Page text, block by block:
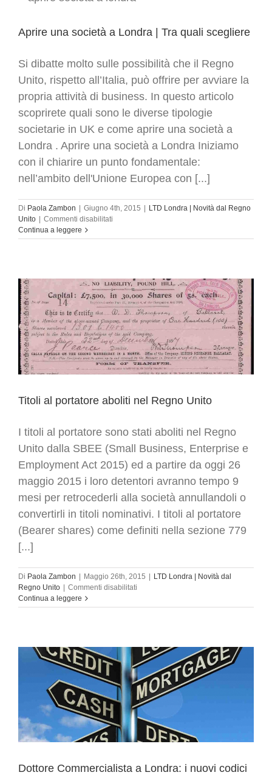
qualsiasi
altra
europea
Aprire una società a Londra | Tra quali scegliere
Si dibatte molto sulle possibilità che il Regno
Unito, rispetto all’Italia, può offrire per avviare la
propria attività di business. In questo articolo
scoprirete quali sono le diverse tipologie
societarie in UK e come aprire una società a
Londra . Aprire una società a Londra Iniziamo
con il chiarire un punto fondamentale:
nell’ambito dell'Unione Europea con [...]
Di Paola Zambon | Giugno 4th, 2015 | LTD Londra | Novità dal Regno
Unito | Commenti disabilitati
una
|
Tra
quali
scegliere
Continua a leggere
Titoli al portatore aboliti nel Regno Unito
I titoli al portatore sono stati aboliti nel Regno
Unito dalla SBEE (Small Business, Enterprise e
Employment Act 2015) ed a partire da oggi 26
maggio 2015 i loro detentori avranno tempo 9
mesi per retrocederli alla società annullandoli o
convertirli in titoli nominativi. I titoli al portatore
(Bearer shares) come definiti nella sezione 779
[...]
Di Paola Zambon | Maggio 26th, 2015 | LTD Londra | Novità dal
Regno Unito | Commenti disabilitati
al
Regno
Unito
Continua a leggere
Dottore Commercialista a Londra: i nuovi codici